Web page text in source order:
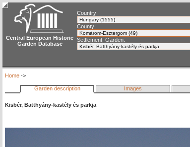
Central European Historic
Garden Database
Country:
County:
Settlement, Garden:
Home ->
Garden description Images
Kisbér, Batthyány-kastély és parkja